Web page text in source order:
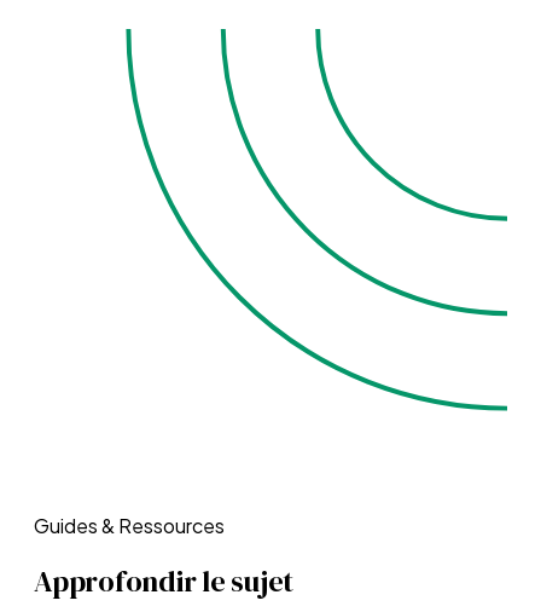
Guides & Ressources
Approfondir le sujet